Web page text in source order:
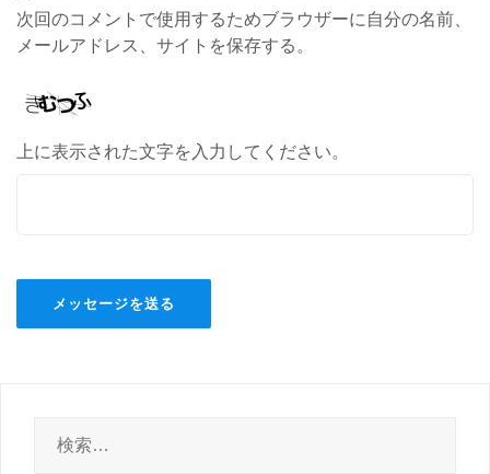
次回のコメントで使用するためブラウザーに自分の名前、
メールアドレス、サイトを保存する。
上に表示された文字を入力してください。